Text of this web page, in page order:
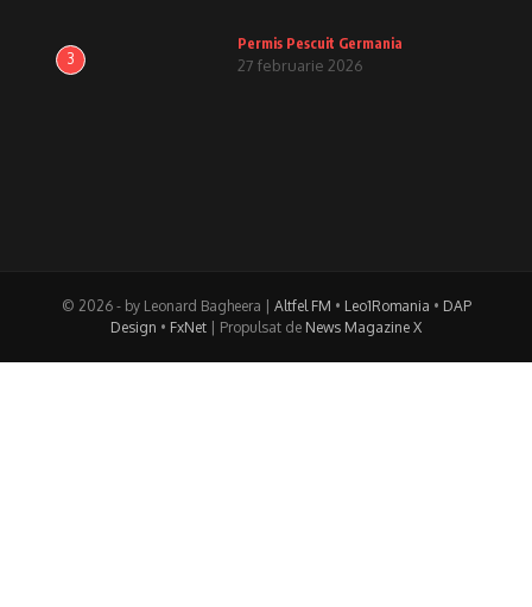
3
Permis Pescuit Germania
27 februarie 2026
© 2026 - by Leonard Bagheera | Altfel FM • Leo1Romania • DAP
Design • FxNet | Propulsat de News Magazine X